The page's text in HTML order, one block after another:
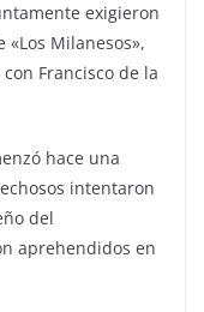
exigieron
Milanesos»,
Francisco de la
hace una
intentaron
del
aprehendidos en